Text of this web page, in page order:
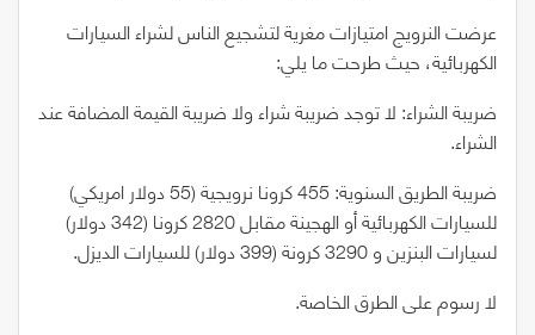
عرضت النرويج امتيازات مغرية لتشجيع الناس لشراء السيارات
الكهربائية، حيث طرحت ما يلي:
ضريبة الشراء: لا توجد ضريبة شراء ولا ضريبة القيمة المضافة عند
الشراء.
ضريبة الطريق السنوية:455كرونا نرويجية(55 دولار امريكي)
للسيارات الكهربائية أو الهجينة مقابل2820كرونا(342 دولار)
لسيارات البنزين و3290كرونة(399 دولار)للسيارات الديزل.
لا رسوم على الطرق الخاصة.